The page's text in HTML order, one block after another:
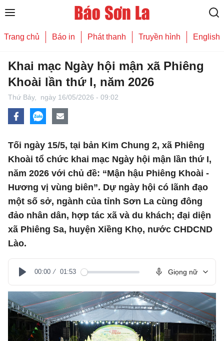
Trang chủ Báo in Phát thanh Truyền hình English
Khai mạc Ngày hội mận xã Phiêng
Khoài lần thứ I, năm 2026
Thứ Bảy, ngày 16/05/2026 - 09:02
Tối ngày 15/5, tại bản Kim Chung 2, xã Phiêng
Khoài tổ chức khai mạc Ngày hội mận lần thứ I,
năm 2026 với chủ đề: “Mận hậu Phiêng Khoài -
Hương vị vùng biên”. Dự ngày hội có lãnh đạo
một số sở, ngành của tỉnh Sơn La cùng đông
đảo nhân dân, hợp tác xã và du khách; đại diện
xã Phiêng Sa, huyện Xiềng Khọ, nước CHDCND
Lào.
Play
00:00 01:53 Giọng nữ